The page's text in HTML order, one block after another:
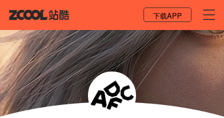
下载APP